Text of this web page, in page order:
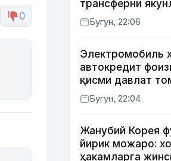
0
трансферни
Бугун, 22:06
Электромобиль
автокредит
қисми давлат
қоплаб
Бугун, 22:04
Жанубий Корея
йирик можаро:
ҳакамларга